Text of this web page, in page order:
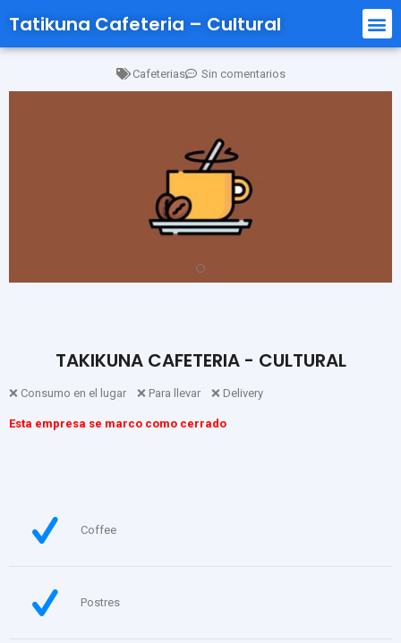
Tatikuna Cafeteria – Cultural
Cafeterias Sin comentarios
TAKIKUNA CAFETERIA - CULTURAL
❌ Consumo en el lugar ❌ Para llevar ❌ Delivery
Esta empresa se marco como cerrado
Coffee
Postres